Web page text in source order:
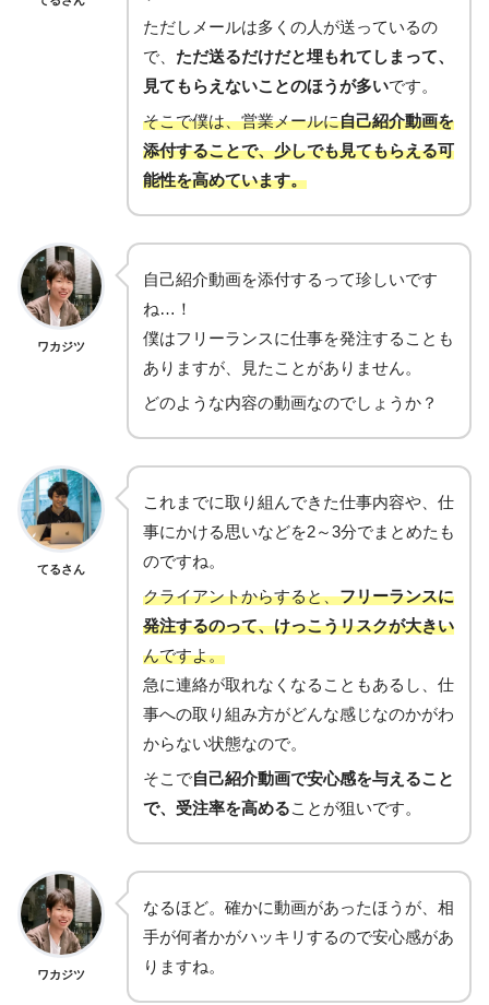
ただしメールは多くの人が送っているの
で、 ただ送るだけだと埋もれてしまって、
見てもらえないことのほうが多いです。
そこで僕は、営業メールに自己紹介動画を
添付することで、少しでも見てもらえる可
能性を高めています。
ワカジツ
自己紹介動画を添付するって珍しいです
ね…！
僕はフリーランスに仕事を発注することも
ありますが、見たことがありません。
どのような内容の動画なのでしょうか？
てるさん
これまでに取り組んできた仕事内容や、仕
事にかける思いなどを2～3分でまとめたも
のですね。
クライアントからすると、フリーランスに
発注するのって、けっこうリスクが大きい
んですよ。
急に連絡が取れなくなることもあるし、仕
事への取り組み方がどんな感じなのかがわ
からない状態なので。
そこで自己紹介動画で安心感を与えること
で、受注率を高めることが狙いです。
ワカジツ
なるほど。確かに動画があったほうが、相
手が何者かがハッキリするので安心感があ
りますね。